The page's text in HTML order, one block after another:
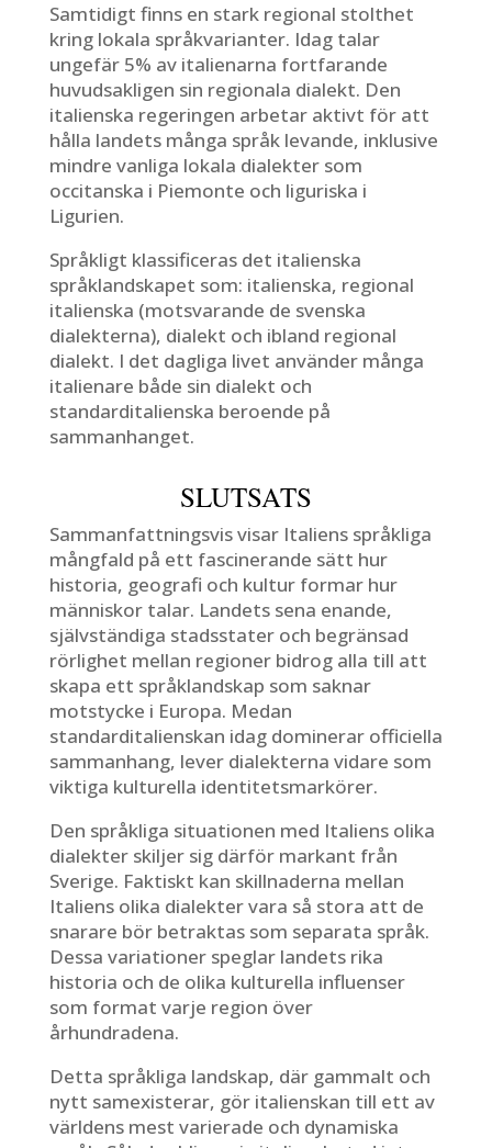
Samtidigt finns en stark regional stolthet
kring lokala språkvarianter. Idag talar
ungefär 5% av italienarna fortfarande
huvudsakligen sin regionala dialekt. Den
italienska regeringen arbetar aktivt för att
hålla landets många språk levande, inklusive
mindre vanliga lokala dialekter som
occitanska i Piemonte och liguriska i
Ligurien.
Språkligt klassificeras det italienska
språklandskapet som: italienska, regional
italienska (motsvarande de svenska
dialekterna), dialekt och ibland regional
dialekt. I det dagliga livet använder många
italienare både sin dialekt och
standarditalienska beroende på
sammanhanget.
SLUTSATS
Sammanfattningsvis visar Italiens språkliga
mångfald på ett fascinerande sätt hur
historia, geografi och kultur formar hur
människor talar. Landets sena enande,
självständiga stadsstater och begränsad
rörlighet mellan regioner bidrog alla till att
skapa ett språklandskap som saknar
motstycke i Europa. Medan
standarditalienskan idag dominerar officiella
sammanhang, lever dialekterna vidare som
viktiga kulturella identitetsmarkörer.
Den språkliga situationen med Italiens olika
dialekter skiljer sig därför markant från
Sverige. Faktiskt kan skillnaderna mellan
Italiens olika dialekter vara så stora att de
snarare bör betraktas som separata språk.
Dessa variationer speglar landets rika
historia och de olika kulturella influenser
som format varje region över
århundradena.
Detta språkliga landskap, där gammalt och
nytt samexisterar, gör italienskan till ett av
världens mest varierade och dynamiska